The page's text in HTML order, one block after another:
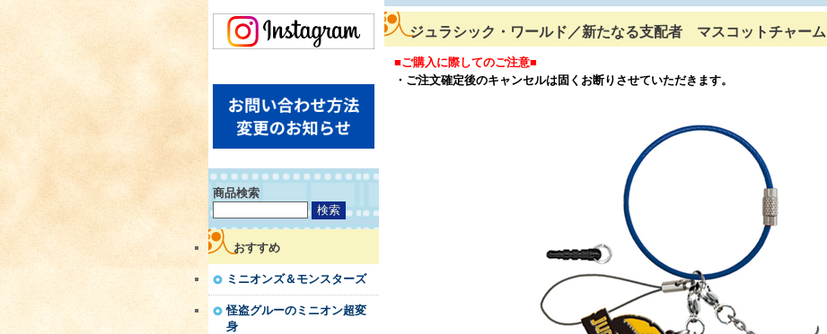
商品検索
おすすめ
ミニオンズ＆モンスターズ
怪盗グルーのミニオン超変
身
ジュラシック・ワールド／新たなる支配者 マスコットチャーム
■ご購入に際してのご注意■
・ご注文確定後のキャンセルは固くお断りさせていただきます。